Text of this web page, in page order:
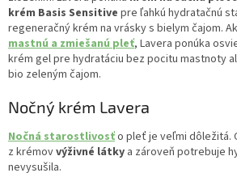
krém Basis Sensitive pre ľahkú hydratačnú
regeneračný krém na vrásky s bielym čajom.
mastnú a zmiešanú pleť, Lavera ponúka
krém gel pre hydratáciu bez pocitu mastnoty
bio zeleným čajom.
Nočný krém Lavera
Nočná starostlivosťo pleť je veľmi dôležitá.
z krémovvýživné látky a zároveň potrebuje
nevysušila.